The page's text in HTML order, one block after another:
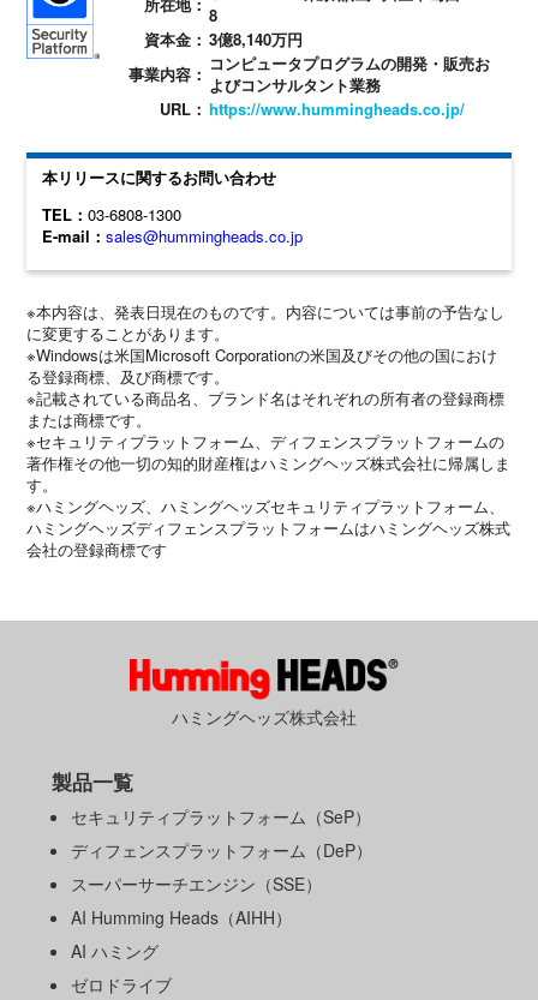
所在地： 8
資本金： 3億8,140万円
事業内容： コンピュータプログラムの開発・販売お
よびコンサルタント業務
URL： https://www.hummingheads.co.jp/
本リリースに関するお問い合わせ
TEL：03-6808-1300
E-mail：sales@hummingheads.co.jp
※本内容は、発表日現在のものです。内容については事前の予告なし
に変更することがあります。
※Windowsは米国Microsoft Corporationの米国及びその他の国におけ
る登録商標、及び商標です。
※記載されている商品名、ブランド名はそれぞれの所有者の登録商標
または商標です。
※セキュリティプラットフォーム、ディフェンスプラットフォームの
著作権その他一切の知的財産権はハミングヘッズ株式会社に帰属しま
す。
※ハミングヘッズ、ハミングヘッズセキュリティプラットフォーム、
ハミングヘッズディフェンスプラットフォームはハミングヘッズ株式
会社の登録商標です
ハミングヘッズ株式会社
製品一覧
セキュリティプラットフォーム（SeP）
ディフェンスプラットフォーム（DeP）
スーパーサーチエンジン（SSE）
AI Humming Heads（AIHH）
AI ハミング
ゼロドライブ